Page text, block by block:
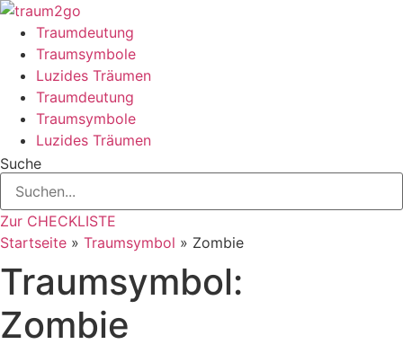
Zum
Inhalt
springen
Traumdeutung
Traumsymbole
Luzides Träumen
Traumdeutung
Traumsymbole
Luzides Träumen
Suche
Zur CHECKLISTE
Startseite » Traumsymbol » Zombie
Traumsymbol:
Zombie